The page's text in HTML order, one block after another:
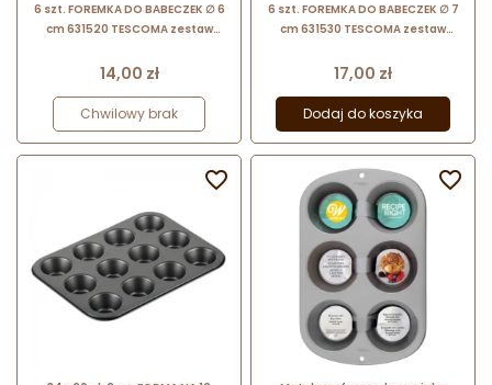
6 szt. FOREMKA DO BABECZEK ∅ 6
cm 631520 TESCOMA zestaw
babeczek
Cena
14,00 zł
Chwilowy brak
6 szt. FOREMKA DO BABECZEK ∅ 7
cm 631530 TESCOMA zestaw
babeczek
Cena
17,00 zł
Dodaj do koszyka
 